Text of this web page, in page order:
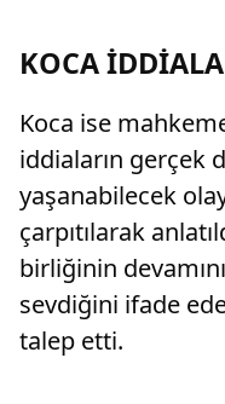
KOCA
Koca ise
iddiaların gerçek
yaşanabilecek
çarpıtılarak
birliğinin
sevdiğini ifade
talep etti.